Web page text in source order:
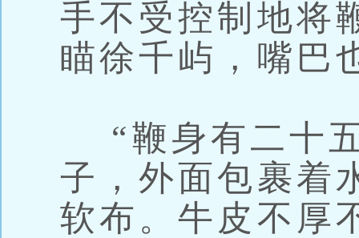
手不受控制地将
瞄徐千屿，嘴巴
“鞭身有二十
子，外面包裹着
软布。牛皮不厚